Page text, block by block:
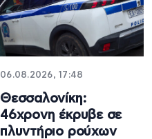
06.08.2026, 17:48
Θεσσαλονίκη:
46χρονη έκρυβε σε
πλυντήριο ρούχων